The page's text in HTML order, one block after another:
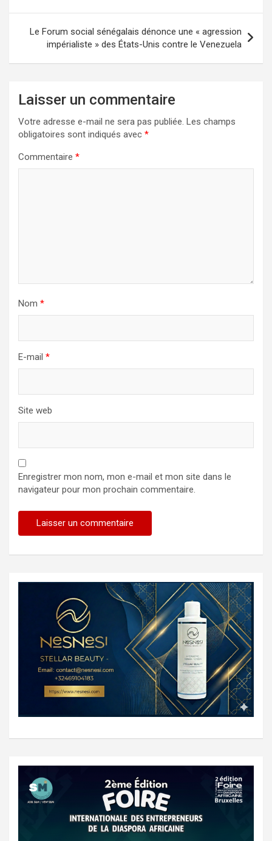
Le Forum social sénégalais dénonce une « agression
impérialiste » des États-Unis contre le Venezuela
Laisser un commentaire
Votre adresse e-mail ne sera pas publiée. Les champs
obligatoires sont indiqués avec *
Commentaire *
Nom *
E-mail *
Site web
Enregistrer mon nom, mon e-mail et mon site dans le
navigateur pour mon prochain commentaire.